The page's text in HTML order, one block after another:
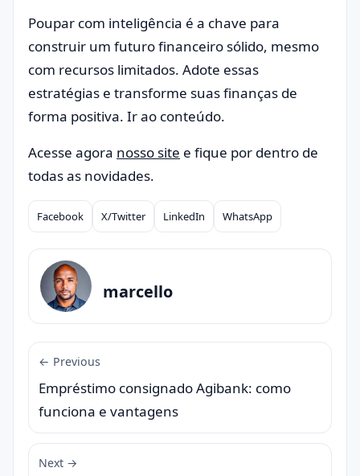
Poupar com inteligência é a chave para
construir um futuro financeiro sólido, mesmo
com recursos limitados. Adote essas
estratégias e transforme suas finanças de
forma positiva. Ir ao conteúdo.
Acesse agora nosso site e fique por dentro de
todas as novidades.
Compartilhar
Facebook X/Twitter LinkedIn WhatsApp
marcello
← Previous
Empréstimo consignado Agibank: como
funciona e vantagens
Next →